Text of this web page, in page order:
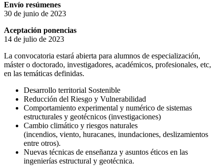
Envío resúmenes
30 de junio de 2023
Aceptación ponencias
14 de julio de 2023
La convocatoria estará abierta para alumnos de especialización,
máster o doctorado, investigadores, académicos, profesionales, etc,
en las temáticas definidas.
Desarrollo territorial Sostenible
Reducción del Riesgo y Vulnerabilidad
Comportamiento experimental y numérico de sistemas
estructurales y geotécnicos (investigaciones)
Cambio climático y riesgos naturales
(incendios, viento, huracanes, inundaciones, deslizamientos
entre otros).
Nuevas técnicas de enseñanza y asuntos éticos en las
ingenierías estructural y geotécnica.